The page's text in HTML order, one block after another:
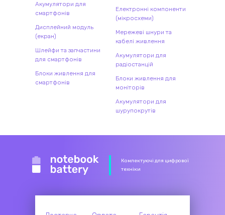
Акумулятори для
смартфонів
Дисплейний модуль
(екран)
Шлейфи та запчастини
для смартфонів
Блоки живлення для
смартфонів
Електронні компоненти
(мікросхеми)
Мережеві шнури та
кабелі живлення
Акумулятори для
радіостанцій
Блоки живлення для
моніторів
Акумулятори для
шурупокрутів
Комлектуючі для цифрової
техніки